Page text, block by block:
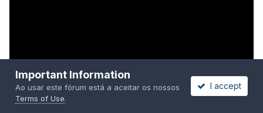
Important Information
Ao usar este fórum está a aceitar os nossos
Terms of Use.
I accept